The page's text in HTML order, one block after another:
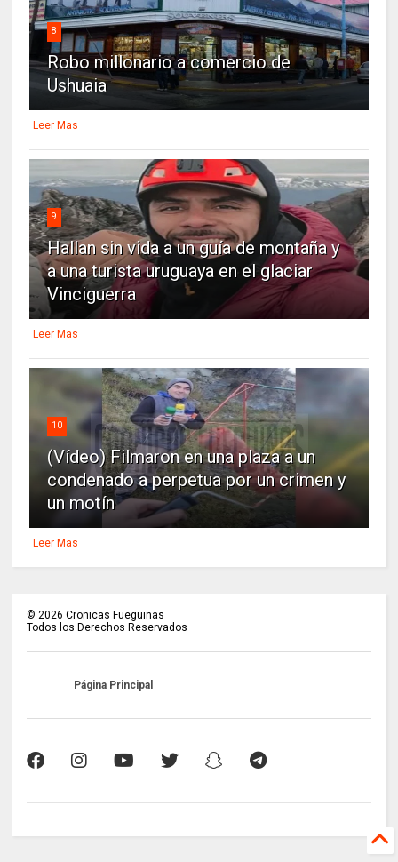
8
Robo millonario a comercio de
Ushuaia
Leer Mas
9
Hallan sin vida a un guía de montaña y
a una turista uruguaya en el glaciar
Vinciguerra
Leer Mas
10
(Vídeo) Filmaron en una plaza a un
condenado a perpetua por un crimen y
un motín
Leer Mas
©2026 Cronicas Fueguinas
Todos los Derechos Reservados
Página Principal